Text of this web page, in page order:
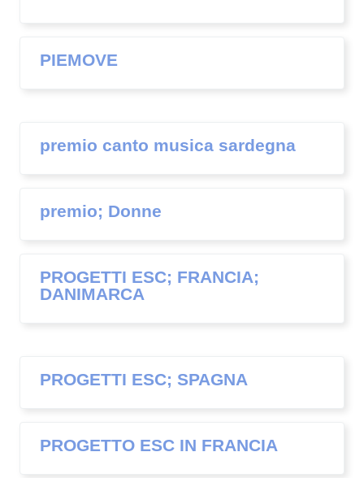
PIEMOVE
premio canto musica sardegna
premio; Donne
PROGETTI ESC; FRANCIA;
DANIMARCA
PROGETTI ESC; SPAGNA
PROGETTO ESC IN FRANCIA